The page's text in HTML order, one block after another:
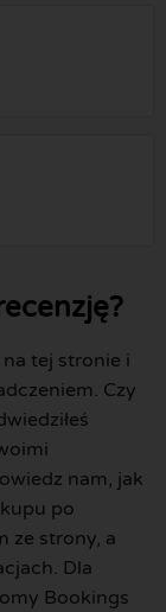
tej stronie i
Czy
nam, jak
po
ze strony, a
Dla
Bookings